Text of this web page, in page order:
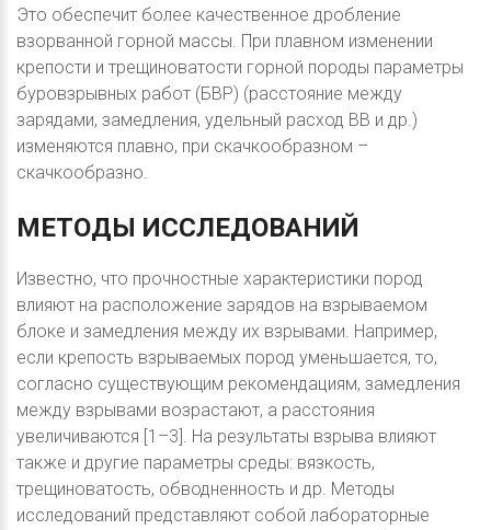
Это обеспечит более качественное дробление
взорванной горной массы. При плавном изменении
крепости и трещиноватости горной породы параметры
буровзрывных работ (БВР) (расстояние между
зарядами, замедления, удельный расход ВВ и др.)
изменяются плавно, при скачкообразном –
скачкообразно.
МЕТОДЫ ИССЛЕДОВАНИЙ
Известно, что прочностные характеристики пород
влияют на расположение зарядов на взрываемом
блоке и замедления между их взрывами. Например,
если крепость взрываемых пород уменьшается, то,
согласно существующим рекомендациям, замедления
между взрывами возрастают, а расстояния
увеличиваются [1–3]. На результаты взрыва влияют
также и другие параметры среды: вязкость,
трещиноватость, обводненность и др. Методы
исследований представляют собой лабораторные